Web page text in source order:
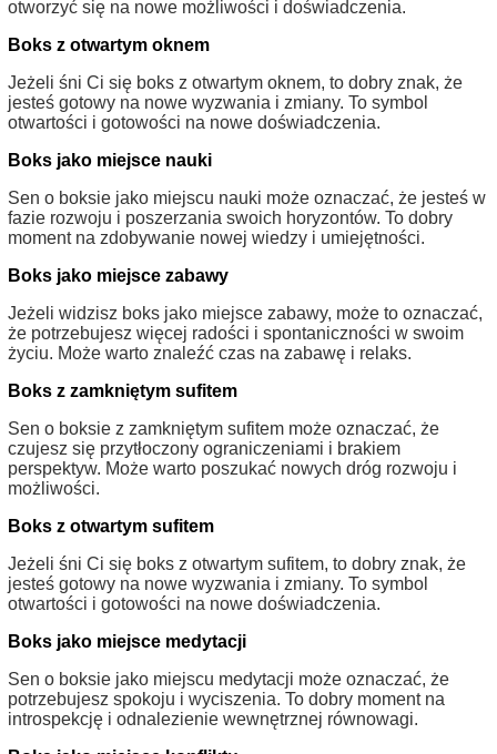
otworzyć się na nowe możliwości i doświadczenia.
Boks z otwartym oknem
Jeżeli śni Ci się boks z otwartym oknem, to dobry znak, że
jesteś gotowy na nowe wyzwania i zmiany. To symbol
otwartości i gotowości na nowe doświadczenia.
Boks jako miejsce nauki
Sen o boksie jako miejscu nauki może oznaczać, że jesteś w
fazie rozwoju i poszerzania swoich horyzontów. To dobry
moment na zdobywanie nowej wiedzy i umiejętności.
Boks jako miejsce zabawy
Jeżeli widzisz boks jako miejsce zabawy, może to oznaczać,
że potrzebujesz więcej radości i spontaniczności w swoim
życiu. Może warto znaleźć czas na zabawę i relaks.
Boks z zamkniętym sufitem
Sen o boksie z zamkniętym sufitem może oznaczać, że
czujesz się przytłoczony ograniczeniami i brakiem
perspektyw. Może warto poszukać nowych dróg rozwoju i
możliwości.
Boks z otwartym sufitem
Jeżeli śni Ci się boks z otwartym sufitem, to dobry znak, że
jesteś gotowy na nowe wyzwania i zmiany. To symbol
otwartości i gotowości na nowe doświadczenia.
Boks jako miejsce medytacji
Sen o boksie jako miejscu medytacji może oznaczać, że
potrzebujesz spokoju i wyciszenia. To dobry moment na
introspekcję i odnalezienie wewnętrznej równowagi.